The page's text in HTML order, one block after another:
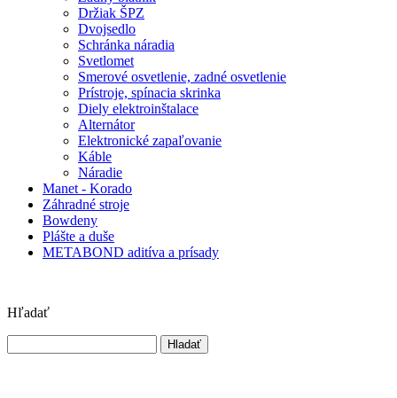
Držiak ŠPZ
Dvojsedlo
Schránka náradia
Svetlomet
Smerové osvetlenie, zadné osvetlenie
Prístroje, spínacia skrinka
Diely elektroinštalace
Alternátor
Elektronické zapaľovanie
Káble
Náradie
Manet - Korado
Záhradné stroje
Bowdeny
Plášte a duše
METABOND aditíva a prísady
Hľadať